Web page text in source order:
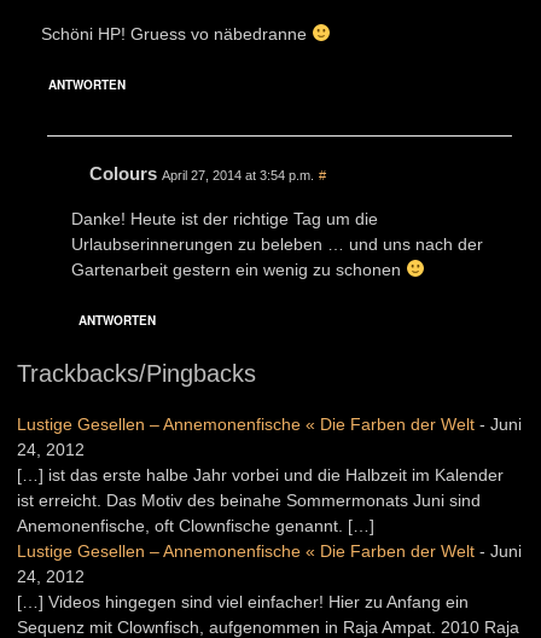
Schöni HP! Gruess vo näbedranne
ANTWORTEN
Colours April 27, 2014 at 3:54 p.m. #
Danke! Heute ist der richtige Tag um die
Urlaubserinnerungen zu beleben … und uns nach der
Gartenarbeit gestern ein wenig zu schonen
ANTWORTEN
Trackbacks/Pingbacks
Lustige Gesellen – Annemonenfische « Die Farben der Welt - Juni
24, 2012
[…] ist das erste halbe Jahr vorbei und die Halbzeit im Kalender
ist erreicht. Das Motiv des beinahe Sommermonats Juni sind
Anemonenfische, oft Clownfische genannt. […]
Lustige Gesellen – Annemonenfische « Die Farben der Welt - Juni
24, 2012
[…] Videos hingegen sind viel einfacher! Hier zu Anfang ein
Sequenz mit Clownfisch, aufgenommen in Raja Ampat. 2010 Raja